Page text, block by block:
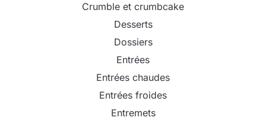
Crumble et crumbcake
Desserts
Dossiers
Entrées
Entrées chaudes
Entrées froides
Entremets